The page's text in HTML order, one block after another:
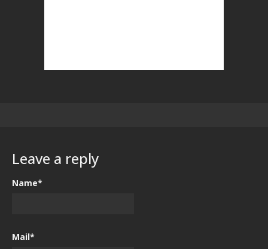
Leave a reply
Name*
Mail*